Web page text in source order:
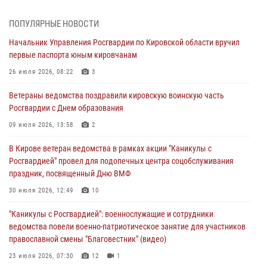
Российской Федерации
В Росгвардии вспоминают российских воинов, погибших в Первой
мировой войне 1914-1918 годов
В Кирове офицер Росгвардии стал победителем открытого
шахматного турнира
Директор Росгвардии Герой России генерал армии Виктор Золотов
поздравил специалистов подразделений тыла с профессиональным
праздником
ПОПУЛЯРНЫЕ НОВОСТИ
Начальник Управления Росгвардии по Кировской области вручил
первые паспорта юным кировчанам
26 июля 2026, 08:22 3
Ветераны ведомства поздравили кировскую воинскую часть
Росгвардии с Днем образования
09 июля 2026, 13:58 2
В Кирове ветеран ведомства в рамках акции "Каникулы с
Росгвардией" провел для подопечных центра соцобслуживания
праздник, посвященный Дню ВМФ
30 июля 2026, 12:49 10
"Каникулы с Росгвардией": военнослужащие и сотрудники
ведомства повели военно-патриотическое занятие для участников
православной смены "Благовестник" (видео)
23 июля 2026, 07:30 12 1